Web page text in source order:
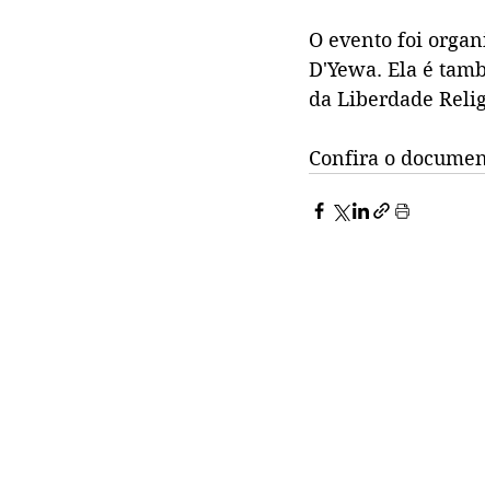
O evento foi
D'Yewa. Ela é
da Liberdade
Confira o